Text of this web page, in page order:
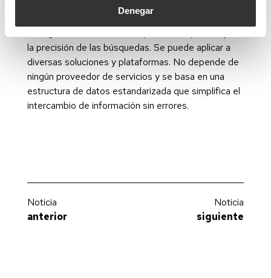
Denegar
Esta norma proporciona un conjunto de atributos
técnicos relevantes para cada producto y permite
la precisión de las búsquedas. Se puede aplicar a
diversas soluciones y plataformas. No depende de
ningún proveedor de servicios y se basa en una
estructura de datos estandarizada que simplifica el
intercambio de información sin errores.
Noticia
anterior
Noticia
siguiente